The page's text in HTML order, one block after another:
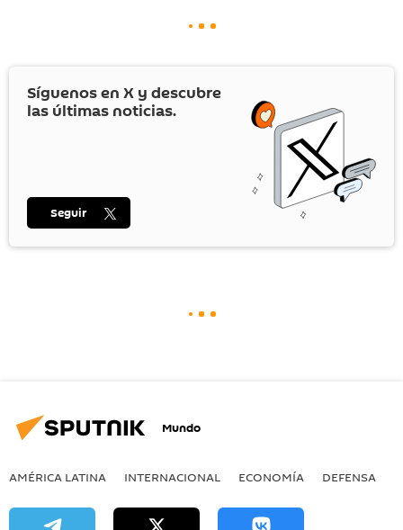
Síguenos en X y descubre
las últimas noticias.
Seguir
Mundo
AMÉRICA LATINA INTERNACIONAL ECONOMÍA DEFENSA